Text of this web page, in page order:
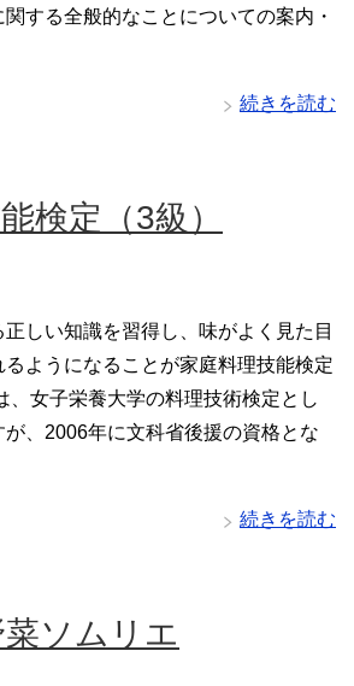
する全般的なことについての案内・
続きを読む
検定（3級）
しい知識を習得し、味がよく見た目
るようになることが家庭料理技能検定
、女子栄養大学の料理技術検定とし
、2006年に文科省後援の資格とな
続きを読む
ソムリエ